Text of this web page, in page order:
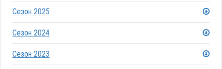
Сезон 2025
Сезон 2024
Сезон 2023